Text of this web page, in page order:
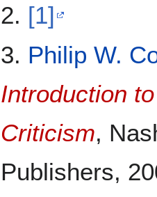
2. [1]
3. Philip W.
Introduction
Criticism,
Publishers,